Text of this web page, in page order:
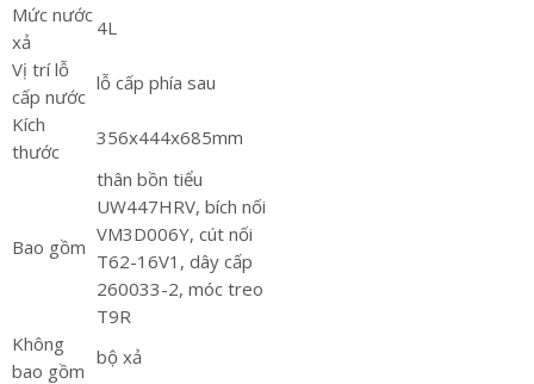
Mức nước
xả
4L
Vị trí lỗ
cấp nước
lỗ cấp phía sau
Kích
thước
356x444x685mm
Bao gồm
thân bồn tiểu
UW447HRV, bích nối
VM3D006Y, cút nối
T62-16V1, dây cấp
260033-2, móc treo
T9R
Không
bao gồm
bộ xả